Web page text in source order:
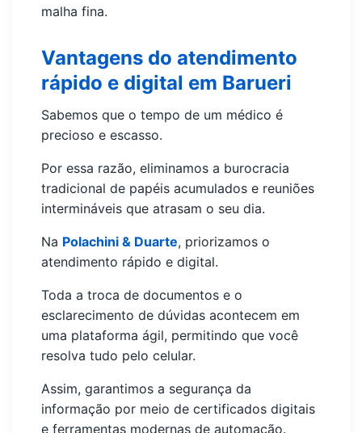
malha fina.
Vantagens do atendimento
rápido e digital em Barueri
Sabemos que o tempo de um médico é
precioso e escasso.
Por essa razão, eliminamos a burocracia
tradicional de papéis acumulados e reuniões
intermináveis que atrasam o seu dia.
Na Polachini & Duarte, priorizamos o
atendimento rápido e digital.
Toda a troca de documentos e o
esclarecimento de dúvidas acontecem em
uma plataforma ágil, permitindo que você
resolva tudo pelo celular.
Assim, garantimos a segurança da
informação por meio de certificados digitais
e ferramentas modernas de automação.